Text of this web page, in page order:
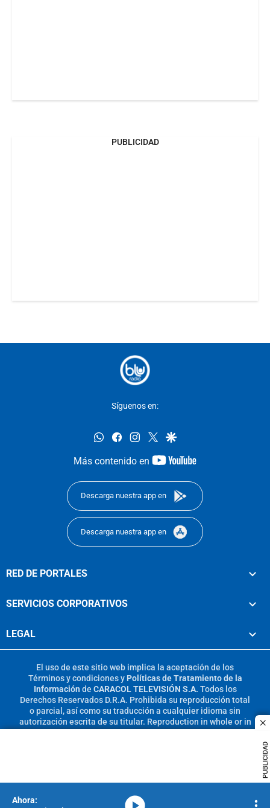
PUBLICIDAD
PUBLICIDAD
Síguenos en:
whatsappfacebookinstagram
twittergoogle
Más contenido en
youtube-
Descarga nuestra app en
Descarga nuestra app en
RED DE PORTALES
SERVICIOS CORPORATIVOS
LEGAL
El uso de este sitio web implica la aceptación de los
Términos y condicionesy Políticas de Tratamiento de la
Información de CARACOL TELEVISIÓN S.A. Todos los
Derechos Reservados D.R.A. Prohibida su reproducción total
o parcial, así como su traducción a cualquier idioma sin
autorización escrita de su titular. Reproduction in whole or in